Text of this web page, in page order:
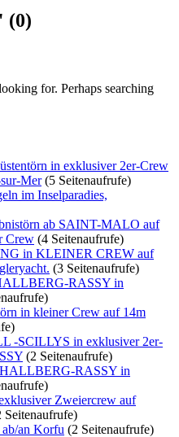
(0)
for. Perhaps searching
in exklusiver 2er-Crew
Mer(5 Seitenaufrufe)
im Inselparadies,
ab SAINT-MALO auf
Crew (4 Seitenaufrufe)
in KLEINER CREW auf
(3 Seitenaufrufe)
RASSY in
in kleiner Crew auf 14m
-SCILLYS in exklusiver 2er-
(2 Seitenaufrufe)
HALLBERG-RASSY in
Zweiercrew auf
Seitenaufrufe)
ab/an Korfu (2 Seitenaufrufe)